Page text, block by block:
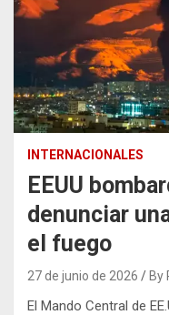
INTERNACIONALES
EEUU
denunciar
el fuego
27 de junio de 2026 By
El Mando Central de